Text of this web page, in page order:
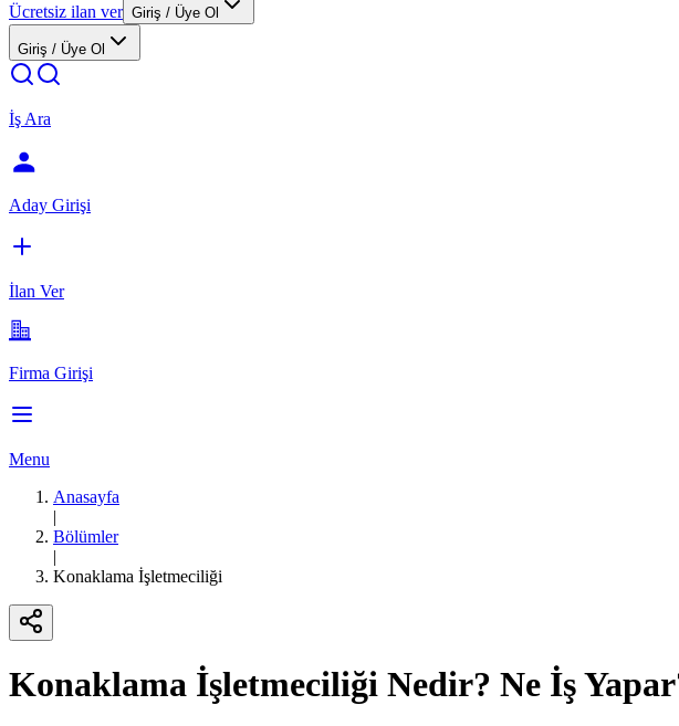
Ücretsiz ilan ver Giriş / Üye Ol
Giriş / Üye Ol
İş Ara
Aday Girişi
İlan Ver
Firma Girişi
Menu
Anasayfa
|
Bölümler
|
Konaklama İşletmeciliği
Konaklama İşletmeciliği Nedir? Ne İş